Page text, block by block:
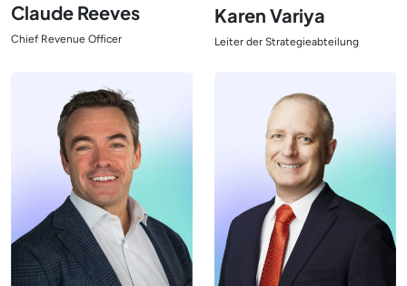
Claude Reeves
Chief Revenue Officer
Karen Variya
Leiter der Strategieabteilung